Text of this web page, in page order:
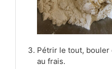
Pétrir le tout, bouler
au frais.